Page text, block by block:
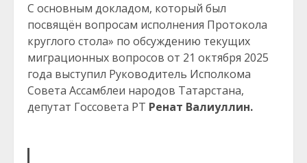
С основным докладом, который был
посвящён вопросам исполнения Протокола
круглого стола» по обсуждению текущих
миграционных вопросов от 21 октября 2025
года выступил Руководитель Исполкома
Совета Ассамблеи народов Татарстана,
депутат Госсовета РТ Ренат Валиуллин.